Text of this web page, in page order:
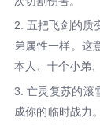
2. 五把飞剑的质
弟属性一样。这
本人、十个小弟
3. 亡灵复苏的滚
成你的临时战力